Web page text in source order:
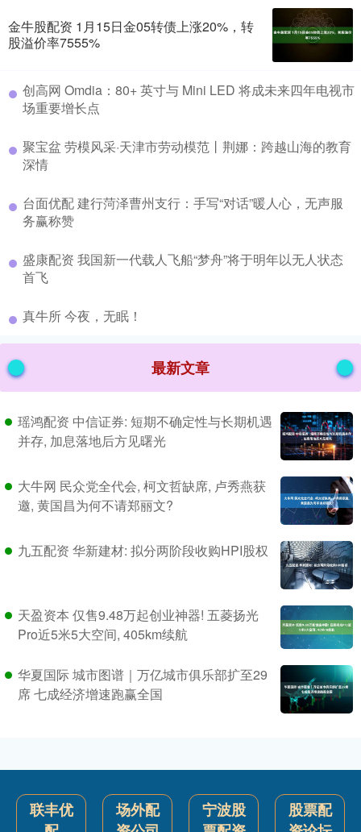
金牛股配资 1月15日金05转债上涨20%，转
股溢价率7555%
​创高网 Omdia：80+ 英寸与 Mini LED 将成未来四年电视市
场重要增长点
​聚宝盆 劳模风采·天津市劳动模范丨荆娜：跨越山海的教育
深情
​台面优配 建行菏泽曹州支行：手写“对话”暖人心，无声服
务赢称赞
​盛康配资 我国新一代载人飞船“梦舟”将于明年以无人状态
首飞
​真牛所 今夜，无眠！
最新文章
瑶鸿配资 中信证券: 短期不确定性与长期机遇
并存, 加息落地后方见曙光
大牛网 民众党全代会, 柯文哲缺席, 卢秀燕获
邀, 黄国昌为何不请郑丽文?
九五配资 华新建材: 拟分两阶段收购HPI股权
天盈资本 仅售9.48万起创业神器! 五菱扬光
Pro近5米5大空间, 405km续航
华夏国际 城市图谱｜万亿城市俱乐部扩至29
席 七成经济增速跑赢全国
联丰优
场外配
宁波股
股票配